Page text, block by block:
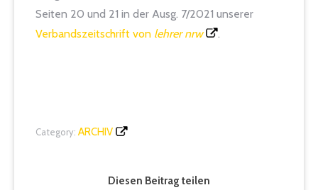
Seiten 20 und 21 in der Ausg. 7/2021 unserer
Verbandszeitschrift von lehrer nrw .
Category:ARCHIV
Diesen Beitrag teilen